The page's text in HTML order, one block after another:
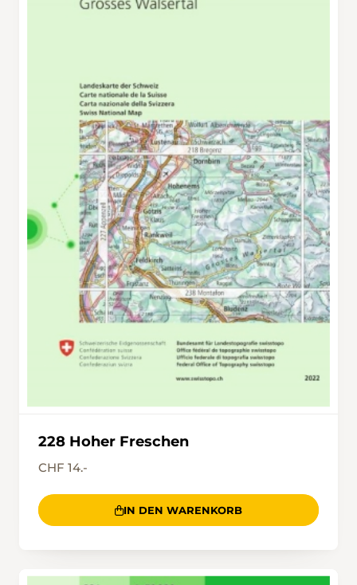
228 Hoher Freschen
CHF 14.-
IN DEN WARENKORB